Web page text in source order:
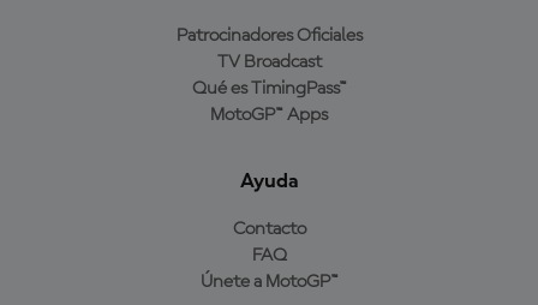
Patrocinadores Oficiales
TV Broadcast
Qué es TimingPass™
MotoGP™ Apps
Ayuda
Contacto
FAQ
Únete a MotoGP™